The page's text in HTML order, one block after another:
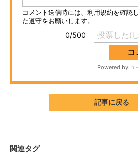
スマホと通信の最新トレンド
進化するPCとデバイスの未来
AI活用のいまが分かる
記事に戻る
関連タグ